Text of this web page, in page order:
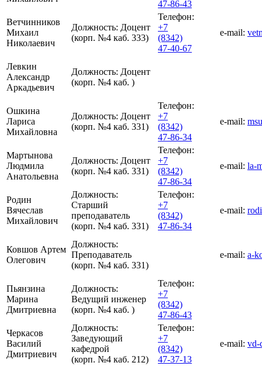
47-86-43
Ветчинников
Михаил
Николаевич
Должность: Доцент
(корп. №4 каб. 333)
Телефон:
+7
(8342)
47-40-67
e-mail:
Левкин
Александр
Аркадьевич
Должность: Доцент
(корп. №4 каб. )
Ошкина
Лариса
Михайловна
Должность: Доцент
(корп. №4 каб. 331)
Телефон:
+7
(8342)
47-86-34
e-mail:
Мартынова
Людмила
Анатольевна
Должность: Доцент
(корп. №4 каб. 331)
Телефон:
+7
(8342)
47-86-34
e-mail: la-
Родин
Вячеслав
Михайлович
Должность:
Старший
преподаватель
(корп. №4 каб. 331)
Телефон:
+7
(8342)
47-86-34
e-mail:
Ковшов Артем
Олегович
Должность:
Преподаватель
(корп. №4 каб. 331)
e-mail: a-
Пьянзина
Марина
Дмитриевна
Должность:
Ведущий инженер
(корп. №4 каб. )
Телефон:
+7
(8342)
47-86-43
Черкасов
Василий
Дмитриевич
Должность:
Заведующий
кафедрой
(корп. №4 каб. 212)
Телефон:
+7
(8342)
47-37-13
e-mail: vd-